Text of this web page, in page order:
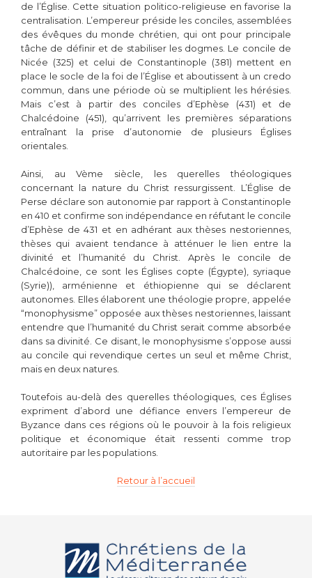
de l’Église. Cette situation politico-religieuse en favorise la
centralisation. L’empereur préside les conciles, assemblées
des évêques du monde chrétien, qui ont pour principale
tâche de définir et de stabiliser les dogmes. Le concile de
Nicée (325) et celui de Constantinople (381) mettent en
place le socle de la foi de l’Église et aboutissent à un credo
commun, dans une période où se multiplient les hérésies.
Mais c’est à partir des conciles d’Ephèse (431) et de
Chalcédoine (451), qu’arrivent les premières séparations
entraînant la prise d’autonomie de plusieurs Églises
orientales.
Ainsi, au Vème siècle, les querelles théologiques
concernant la nature du Christ ressurgissent. L’Église de
Perse déclare son autonomie par rapport à Constantinople
en 410 et confirme son indépendance en réfutant le concile
d’Ephèse de 431 et en adhérant aux thèses nestoriennes,
thèses qui avaient tendance à atténuer le lien entre la
divinité et l’humanité du Christ. Après le concile de
Chalcédoine, ce sont les Églises copte (Égypte), syriaque
(Syrie)), arménienne et éthiopienne qui se déclarent
autonomes. Elles élaborent une théologie propre, appelée
“monophysisme” opposée aux thèses nestoriennes, laissant
entendre que l’humanité du Christ serait comme absorbée
dans sa divinité. Ce disant, le monophysisme s’oppose aussi
au concile qui revendique certes un seul et même Christ,
mais en deux natures.
Toutefois au-delà des querelles théologiques, ces Églises
expriment d’abord une défiance envers l’empereur de
Byzance dans ces régions où le pouvoir à la fois religieux
politique et économique était ressenti comme trop
autoritaire par les populations.
Retour à l’accueil